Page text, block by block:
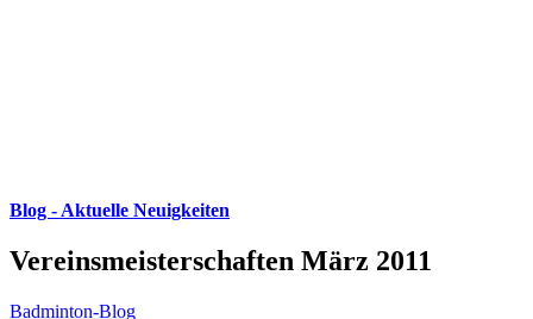
Blog - Aktuelle Neuigkeiten
Vereinsmeisterschaften März 2011
Badminton-Blog